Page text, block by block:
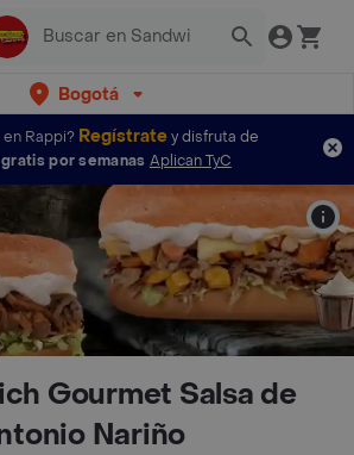
Bogotá
en Rappi? Regístratey disfruta de
por semanas Aplican TyC
Gourmet Salsa de
Nariño